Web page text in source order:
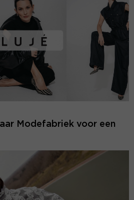
Modefabriek voor een